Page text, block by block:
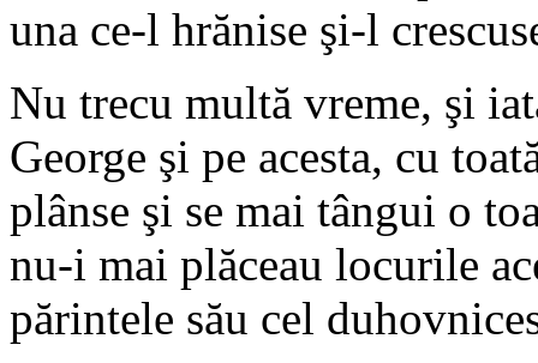
una ce-l hrănise şi-l
Nu trecu multă vreme, şi
George şi pe acesta, cu
plânse şi se mai tângui o
nu-i mai plăceau locurile
părintele său cel